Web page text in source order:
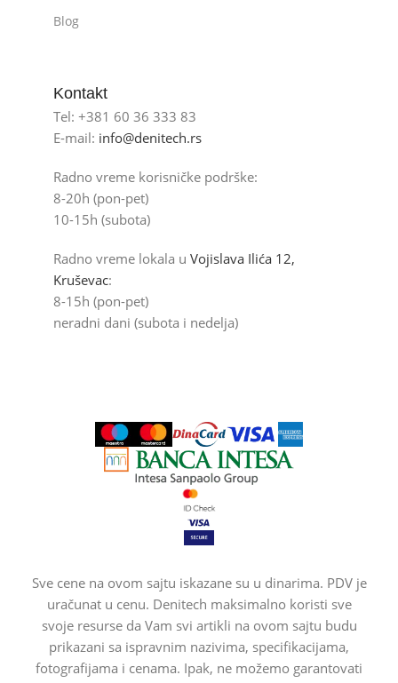
Blog
Kontakt
Tel: +381 60 36 333 83
E-mail: info@denitech.rs
Radno vreme korisničke podrške:
8-20h (pon-pet)
10-15h (subota)
Radno vreme lokala u Vojislava Ilića 12,
Kruševac:
8-15h (pon-pet)
neradni dani (subota i nedelja)
Sve cene na ovom sajtu iskazane su u dinarima. PDV je
uračunat u cenu. Denitech maksimalno koristi sve
svoje resurse da Vam svi artikli na ovom sajtu budu
prikazani sa ispravnim nazivima, specifikacijama,
fotografijama i cenama. Ipak, ne možemo garantovati